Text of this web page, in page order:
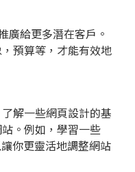
廣給更多潛在客戶。
預算等，才能有效地
解一些網頁設計的基
。例如，學習一些
你更靈活地調整網站